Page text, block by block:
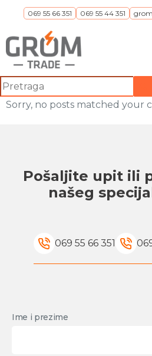
069 55 66 351 069 55 44 351
No
results
Sorry, no posts matched your
Pošaljite upit ili
našeg
069 55 66 351
Ime i prezime